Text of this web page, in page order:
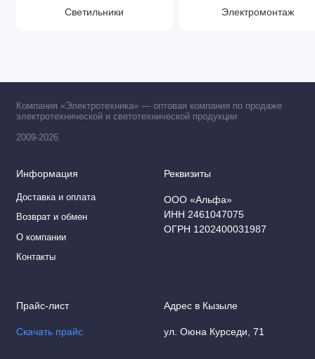
Светильники Электромонтаж
Компания «Электротехника» — оптовая компания по продаже
электротехнической и светотехнической продукции
2009-2026
Информация
Доставка и оплата
Возврат и обмен
О компании
Контакты
Реквизиты
ООО «Альфа»
ИНН 2461047075
ОГРН 1202400031987
Прайс-лист
Скачать прайс
Адрес в Кызыле
ул. Оюна Курседи, 71